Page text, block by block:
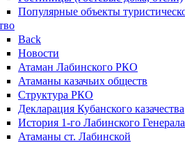
Популярные объекты
Back
Новости
Атаман Лабинского РКО
Атаманы казачьих обществ
Структура РКО
Декларация Кубанского казачества
История 1-го Лабинского
Атаманы ст. Лабинской